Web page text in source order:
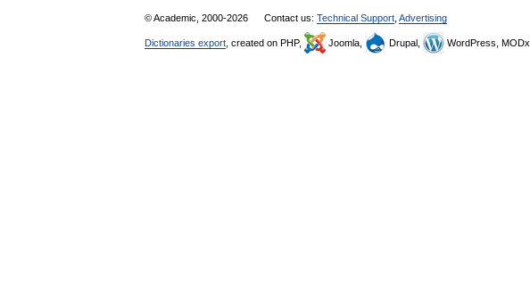
© Academic, 2000-2026 Contact us: Technical Support Advertising
Dictionaries export , created on PHP, Joomla, Drupal, WordPress, MODx.